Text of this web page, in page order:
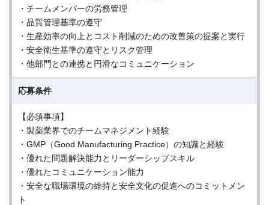
・チームメンバーの労務管理
・品質管理基準の遵守
・生産効率の向上とコスト削減のための改善策の提案と実行
・安全衛生基準の遵守とリスク管理
・他部門との連携と円滑なコミュニケーション
応募条件
【必須事項】
・製薬業界でのチームマネジメント経験
・GMP（Good Manufacturing Practice）の知識と経験
・優れた問題解決能力とリーダーシップスキル
・優れたコミュニケーション能力
・安全な職場環境の維持と安全文化の促進へのコミットメン
ト